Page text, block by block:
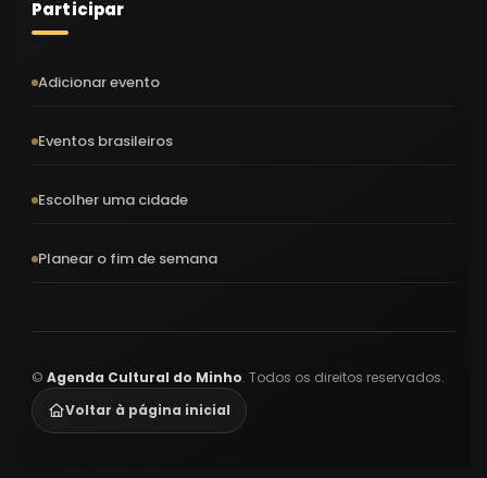
Participar
Adicionar evento
Eventos brasileiros
Escolher uma cidade
Planear o fim de semana
© Agenda Cultural do Minho. Todos os direitos reservados.
Voltar à página inicial